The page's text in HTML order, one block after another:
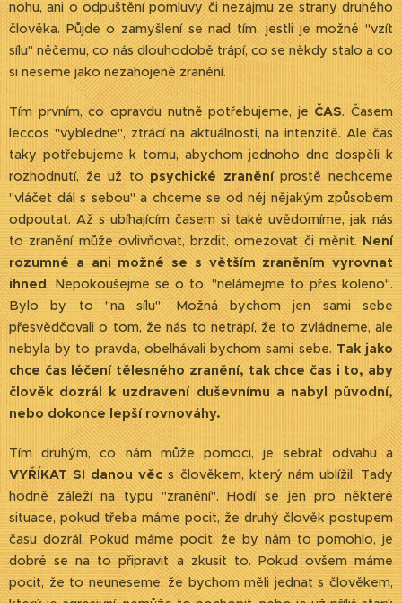
nohu, ani o odpuštění pomluvy či nezájmu ze strany druhého
člověka. Půjde o zamyšlení se nad tím, jestli je možné "vzít
sílu" něčemu, co nás dlouhodobě trápí, co se někdy stalo a co
si neseme jako nezahojené zranění.
Tím prvním, co opravdu nutně potřebujeme, je ČAS. Časem
leccos "vybledne", ztrácí na aktuálnosti, na intenzitě. Ale čas
taky potřebujeme k tomu, abychom jednoho dne dospěli k
rozhodnutí, že už topsychické zraněníprostě nechceme
"vláčet dál s sebou" a chceme se od něj nějakým způsobem
odpoutat. Až s ubíhajícím časem si také uvědomíme, jak nás
to zranění může ovlivňovat, brzdit, omezovat či měnit.Není
rozumné a ani možné se s větším zraněním vyrovnat
ihned. Nepokoušejme se o to, "nelámejme to přes koleno".
Bylo by to "na sílu". Možná bychom jen sami sebe
přesvědčovali o tom, že nás to netrápí, že to zvládneme, ale
nebyla by to pravda, obelhávali bychom sami sebe. Tak jako
chce čas léčení tělesného zranění, tak chce čas i to, aby
člověk dozrál k uzdravení duševnímu a nabyl původní,
nebo dokonce lepší rovnováhy.
Tím druhým, co nám může pomoci, je sebrat odvahu a
VYŘÍKAT SI danou věcs člověkem, který nám ublížil. Tady
hodně záleží na typu "zranění". Hodí se jen pro některé
situace, pokud třeba máme pocit, že druhý člověk postupem
času dozrál. Pokud máme pocit, že by nám to pomohlo, je
dobré se na to připravit a zkusit to. Pokud ovšem máme
pocit, že to neuneseme, že bychom měli jednat s člověkem,